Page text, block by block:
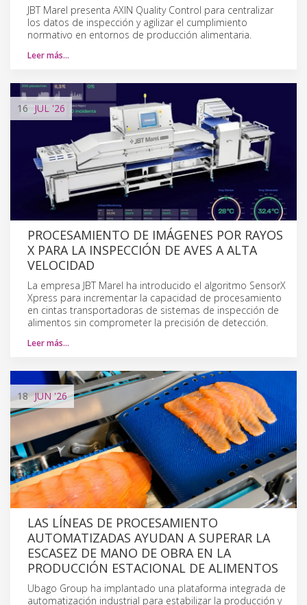
JBT Marel presenta AXIN Quality Control para centralizar
los datos de inspección y agilizar el cumplimiento
normativo en entornos de producción alimentaria.
Leer más…
16 JUL '26
PROCESAMIENTO DE IMÁGENES POR RAYOS
X PARA LA INSPECCIÓN DE AVES A ALTA
VELOCIDAD
La empresa JBT Marel ha introducido el algoritmo SensorX
Xpress para incrementar la capacidad de procesamiento
en cintas transportadoras de sistemas de inspección de
alimentos sin comprometer la precisión de detección.
Leer más…
18 JUN '26
LAS LÍNEAS DE PROCESAMIENTO
AUTOMATIZADAS AYUDAN A SUPERAR LA
ESCASEZ DE MANO DE OBRA EN LA
PRODUCCIÓN ESTACIONAL DE ALIMENTOS
Ubago Group ha implantado una plataforma integrada de
automatización industrial para estabilizar la producción y